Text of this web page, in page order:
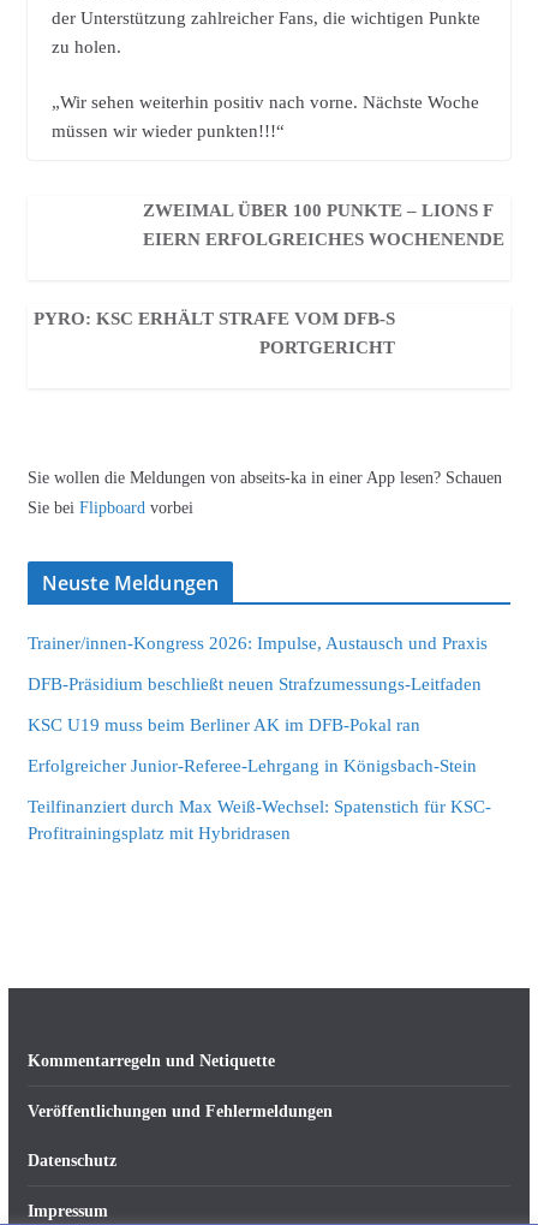
der Unterstützung zahlreicher Fans, die wichtigen Punkte
zu holen.
„Wir sehen weiterhin positiv nach vorne. Nächste Woche
müssen wir wieder punkten!!!“
ZWEIMAL ÜBER 100 PUNKTE – LIONS F
EIERN ERFOLGREICHES WOCHENENDE
PYRO: KSC ERHÄLT STRAFE VOM DFB-S
PORTGERICHT
Sie wollen die Meldungen von abseits-ka in einer App lesen? Schauen
Sie bei Flipboard vorbei
Neuste Meldungen
Trainer/innen-Kongress 2026: Impulse, Austausch und Praxis
DFB-Präsidium beschließt neuen Strafzumessungs-Leitfaden
KSC U19 muss beim Berliner AK im DFB-Pokal ran
Erfolgreicher Junior-Referee-Lehrgang in Königsbach-Stein
Teilfinanziert durch Max Weiß-Wechsel: Spatenstich für KSC-
Profitrainingsplatz mit Hybridrasen
Kommentarregeln und Netiquette
Veröffentlichungen und Fehlermeldungen
Datenschutz
Impressum